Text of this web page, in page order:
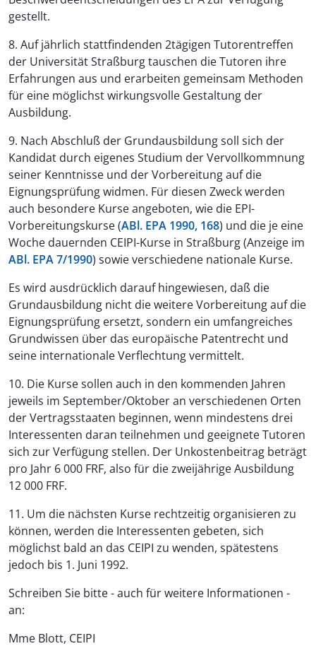
gestellt.
8. Auf jährlich stattfindenden 2tägigen Tutorentreffen
der Universität Straßburg tauschen die Tutoren ihre
Erfahrungen aus und erarbeiten gemeinsam Methoden
für eine möglichst wirkungsvolle Gestaltung der
Ausbildung.
9. Nach Abschluß der Grundausbildung soll sich der
Kandidat durch eigenes Studium der Vervollkommnung
seiner Kenntnisse und der Vorbereitung auf die
Eignungsprüfung widmen. Für diesen Zweck werden
auch besondere Kurse angeboten, wie die EPI-
Vorbereitungskurse (ABl. EPA 1990, 168) und die je eine
Woche dauernden CEIPI-Kurse in Straßburg (Anzeige im
ABl. EPA 7/1990) sowie verschiedene nationale Kurse.
Es wird ausdrücklich darauf hingewiesen, daß die
Grundausbildung nicht die weitere Vorbereitung auf die
Eignungsprüfung ersetzt, sondern ein umfangreiches
Grundwissen über das europäische Patentrecht und
seine internationale Verflechtung vermittelt.
10. Die Kurse sollen auch in den kommenden Jahren
jeweils im September/Oktober an verschiedenen Orten
der Vertragsstaaten beginnen, wenn mindestens drei
Interessenten daran teilnehmen und geeignete Tutoren
sich zur Verfügung stellen. Der Unkostenbeitrag beträgt
pro Jahr 6 000 FRF, also für die zweijährige Ausbildung
12 000 FRF.
11. Um die nächsten Kurse rechtzeitig organisieren zu
können, werden die Interessenten gebeten, sich
möglichst bald an das CEIPI zu wenden, spätestens
jedoch bis 1. Juni 1992.
Schreiben Sie bitte - auch für weitere Informationen -
an:
Mme Blott, CEIPI